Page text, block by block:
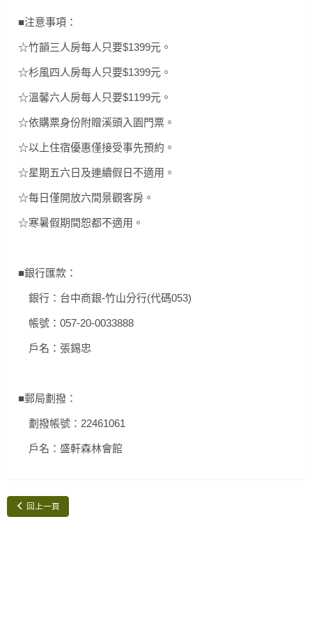
■注意事項：
☆竹韻三人房每人只要$1399元。
☆杉風四人房每人只要$1399元。
☆溫馨六人房每人只要$1199元。
☆依購票身份附贈溪頭入園門票。
☆以上住宿優惠僅接受事先預約。
☆星期五六日及連續假日不適用。
☆每日僅開放六間景觀客房。
☆寒暑假期間恕都不適用。
■銀行匯款：
銀行：台中商銀-竹山分行(代碼053)
帳號：057-20-0033888
戶名：張錫忠
■郵局劃撥：
劃撥帳號：22461061
戶名：盛軒森林會館
回上一頁